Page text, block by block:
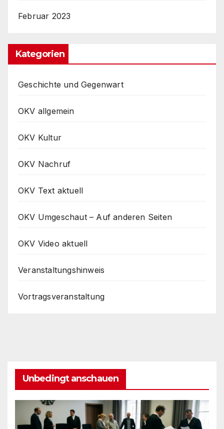
Februar 2023
Kategorien
Geschichte und Gegenwart
OKV allgemein
OKV Kultur
OKV Nachruf
OKV Text aktuell
OKV Umgeschaut – Auf anderen Seiten
OKV Video aktuell
Veranstaltungshinweis
Vortragsveranstaltung
Unbedingt anschauen